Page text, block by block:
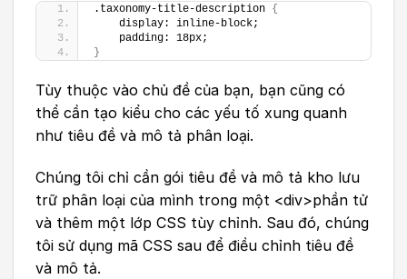
.taxonomy-title-description {
    display: inline-block;
    padding: 18px;
}
Tùy thuộc vào chủ đề của bạn, bạn cũng có
thể cần tạo kiểu cho các yếu tố xung quanh
như tiêu đề và mô tả phân loại.
Chúng tôi chỉ cần gói tiêu đề và mô tả kho lưu
trữ phân loại của mình trong một <div>phần tử
và thêm một lớp CSS tùy chỉnh. Sau đó, chúng
tôi sử dụng mã CSS sau để điều chỉnh tiêu đề
và mô tả.